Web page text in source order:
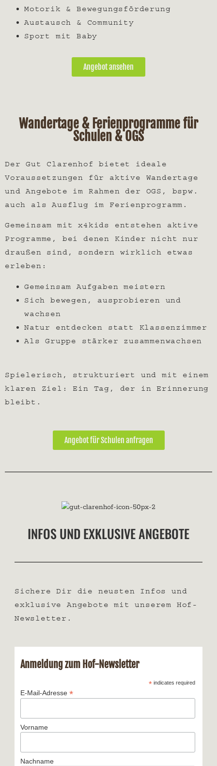
Motorik & Bewegungsförderung
Austausch & Community
Sport mit Baby
Angebot ansehen
Wandertage & Ferienprogramme für
Schulen & OGS
Der Gut Clarenhof bietet ideale
Voraussetzungen für aktive Wandertage
und Angebote im Rahmen der OGS, bspw.
auch als Ausflug im Ferienprogramm.
Gemeinsam mitx4kids
entstehen aktive
Programme, bei denen Kinder nicht nur
draußen sind, sondern wirklich etwas
erleben:
Gemeinsam Aufgaben meistern
Sich bewegen, ausprobieren und
wachsen
Natur entdecken statt Klassenzimmer
Als Gruppe stärker zusammenwachsen
Spielerisch, strukturiert und mit einem
klaren Ziel: Ein Tag, der in Erinnerung
bleibt.
Angebot für Schulen anfragen
INFOS UND EXKLUSIVE ANGEBOTE
Sichere Dir die neusten Infos und
exklusive Angebote mit unserem Hof-
Newsletter.
Anmeldung zum Hof-Newsletter
*indicates required
E-Mail-Adresse *
Vorname
Nachname